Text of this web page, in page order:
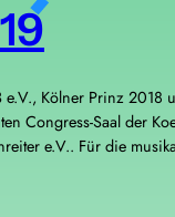
Kölner Prinz 2018
Congress-Saal der
e.V.. Für die